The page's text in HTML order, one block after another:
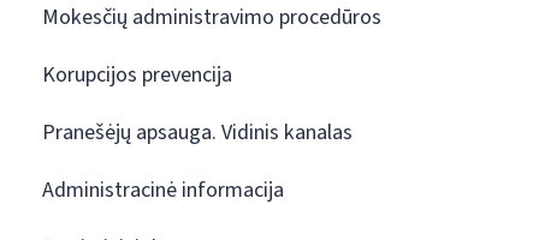
Mokesčių administravimo procedūros
Korupcijos prevencija
Pranešėjų apsauga. Vidinis kanalas
Administracinė informacija